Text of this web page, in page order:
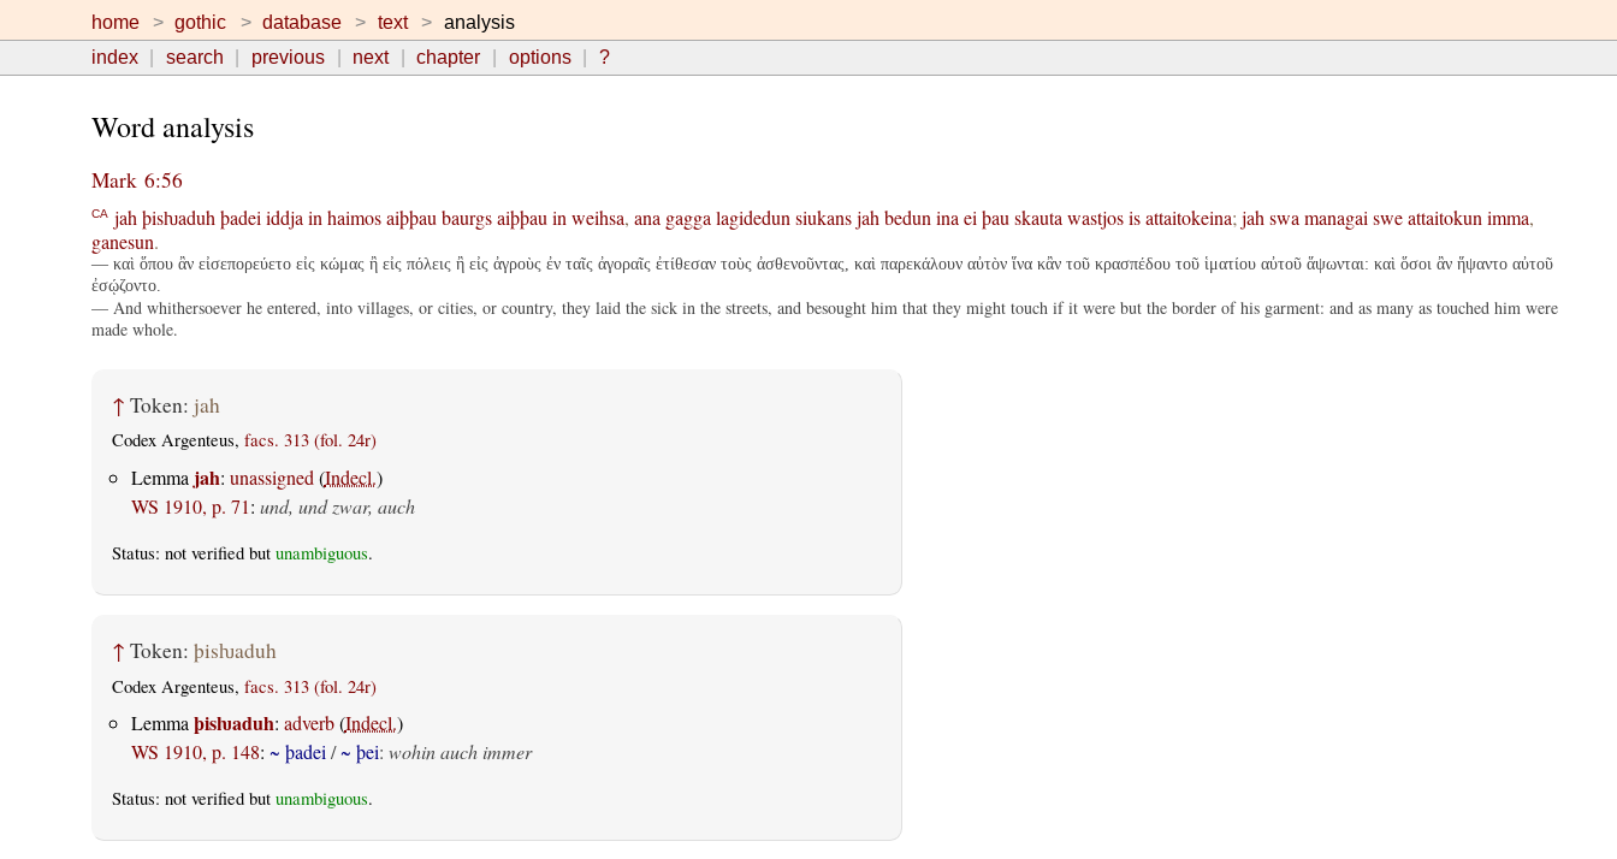
home gothic database text
analysis
index
search previous next chapter options ?
Word analysis
Mark 6:56
CA jah þisƕaduh þadei iddja in haimos aiþþau baurgs aiþþau in weihsa, ana gagga lagidedun siukans jah bedun ina ei þau skauta wastjos is attaitokeina; jah swa managai swe attaitokun imma,
ganesun.
— καὶ ὅπου ἂν εἰσεπορεύετο εἰς κώμας ἢ εἰς πόλεις ἢ εἰς ἀγροὺς ἐν ταῖς ἀγοραῖς ἐτίθεσαν τοὺς ἀσθενοῦντας, καὶ παρεκάλουν αὐτὸν ἵνα κἂν τοῦ κρασπέδου τοῦ ἱματίου αὐτοῦ ἅψωνται: καὶ ὅσοι ἂν ἥψαντο αὐτοῦ
ἐσῴζοντο.
— And whithersoever he entered, into villages, or cities, or country, they laid the sick in the streets, and besought him that they might touch if it were but the border of his garment: and as many as touched him were
made whole.
↑ Token: jah
Codex Argenteus, facs. 313 (fol. 24r)
Lemma jah: unassigned (Indecl.)
WS 1910, p. 71: und, und zwar, auch
Status: not verified but unambiguous.
↑ Token: þisƕaduh
Codex Argenteus, facs. 313 (fol. 24r)
Lemma þisƕaduh: adverb(Indecl.)
WS 1910, p. 148: ~ þadei /~ þei: wohin auch immer
Status: not verified but unambiguous.